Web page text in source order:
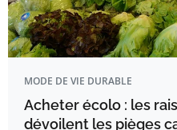
MODE DE VIE DURABLE
Acheter écolo : les
dévoilent les pièges